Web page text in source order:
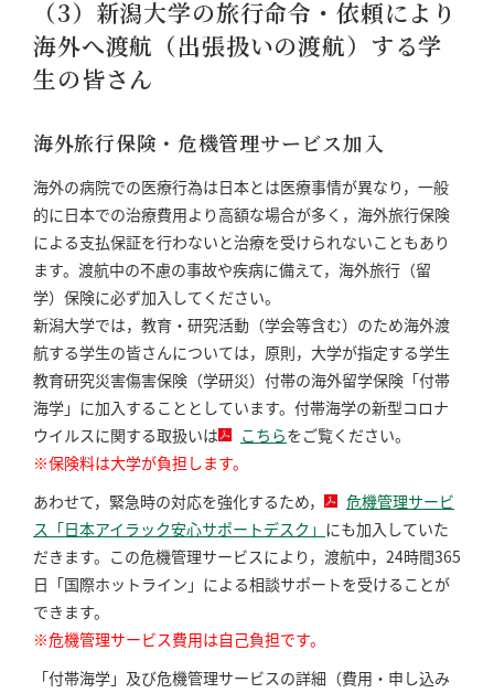
（3）新潟大学の旅行命令・依頼により
海外へ渡航（出張扱いの渡航）する学
生の皆さん
海外旅行保険・危機管理サービス加入
海外の病院での医療行為は日本とは医療事情が異なり，一般
的に日本での治療費用より高額な場合が多く，海外旅行保険
による支払保証を行わないと治療を受けられないこともあり
ます。渡航中の不慮の事故や疾病に備えて，海外旅行（留
学）保険に必ず加入してください。
新潟大学では，教育・研究活動（学会等含む）のため海外渡
航する学生の皆さんについては，原則，大学が指定する学生
教育研究災害傷害保険（学研災）付帯の海外留学保険「付帯
海学」に加入することとしています。付帯海学の新型コロナ
ウイルスに関する取扱いは
こちらをご覧ください。
※保険料は大学が負担します。
あわせて，緊急時の対応を強化するため，
危機管理サービ
ス「日本アイラック安心サポートデスク」 にも加入していた
だきます。この危機管理サービスにより，渡航中，24時間365
日「国際ホットライン」による相談サポートを受けることが
できます。
※危機管理サービス費用は自己負担です。
「付帯海学」及び危機管理サービスの詳細（費用・申し込み